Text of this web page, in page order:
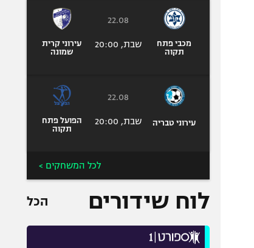
מכבי פתח
תקוה
22.08
שבת, 20:00
עירוני קרית
שמונה
עירוני טבריה
22.08
שבת, 20:00
הפועל פתח
תקוה
לכל המשחקים >
לוח שידורים הכל